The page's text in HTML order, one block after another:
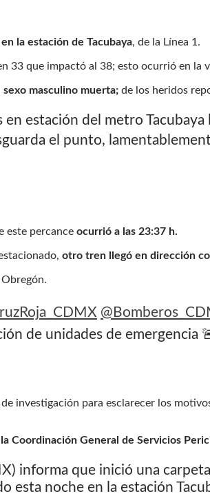
la estación de Tacubaya, de la Línea 1.
33 que impactó al 38; esto ocurrió en la
masculino muerta; de los heridos
estación del metro
el punto,
este percance ocurrió a las 23:37 h.
otro tren llegó en dirección
de unidades de emergencia
investigación para esclarecer los
Coordinación General de Servicios
informa que inició una
esta noche en la estación